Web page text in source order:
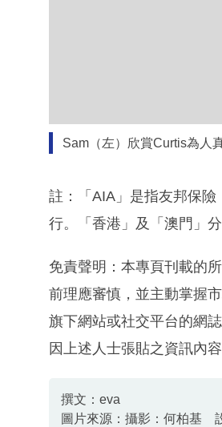
建立積極正面團
面心態，努力經營，將心
納積極正面的新人加入團
勤奮、責任心和人品，「
經驗中吸收、學習。」